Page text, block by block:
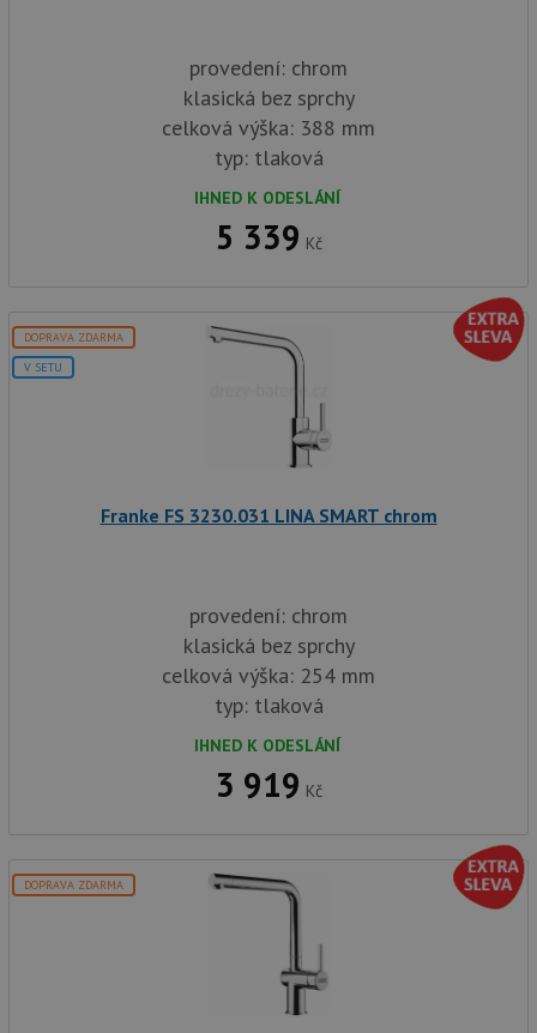
provedení: chrom
klasická bez sprchy
celková výška: 388 mm
typ: tlaková
IHNED K ODESLÁNÍ
5 339 Kč
DOPRAVA ZDARMA
V SETU
Franke FS 3230.031 LINA SMART chrom
provedení: chrom
klasická bez sprchy
celková výška: 254 mm
typ: tlaková
IHNED K ODESLÁNÍ
3 919 Kč
DOPRAVA ZDARMA